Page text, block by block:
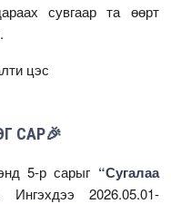
сувгаар та өөрт
цэс
САР🎉
5-р сарыг “Сугалаа
Ингэхдээ 2026.05.01-